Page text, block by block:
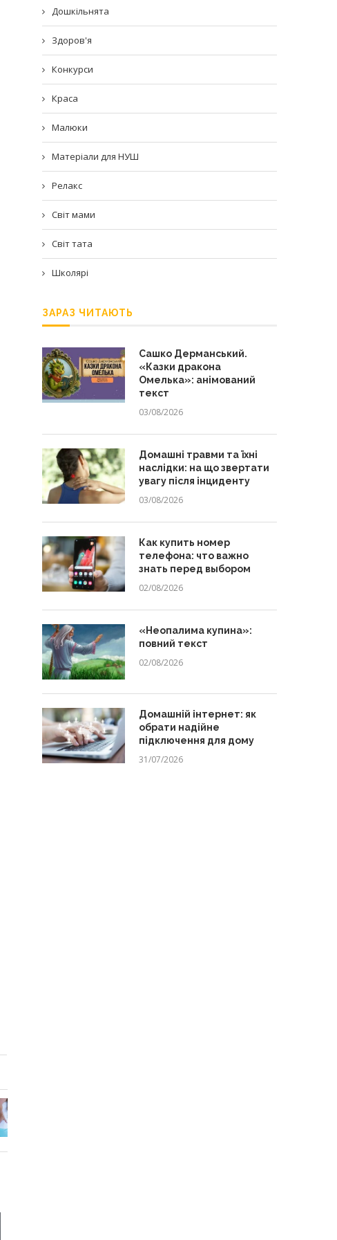
Дошкільнята
Здоров'я
Конкурси
Краса
Малюки
Матеріали для НУШ
Релакс
Світ мами
Світ тата
Школярі
ЗАРАЗ ЧИТАЮТЬ
Сашко Дерманський.
«Казки дракона
Омелька»: анімований
текст
03/08/2026
Домашні травми та їхні
наслідки: на що звертати
увагу після інциденту
03/08/2026
Как купить номер
телефона: что важно
знать перед выбором
02/08/2026
«Неопалима купина»:
повний текст
02/08/2026
Домашній інтернет: як
обрати надійне
підключення для дому
31/07/2026